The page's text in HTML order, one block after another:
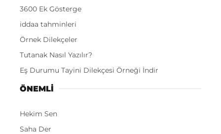
3600 Ek Gösterge
iddaa tahminleri
Örnek Dilekçeler
Tutanak Nasıl Yazılır?
Eş Durumu Tayini Dilekçesi Örneği İndir
ÖNEMLI
Hekim Sen
Saha Der